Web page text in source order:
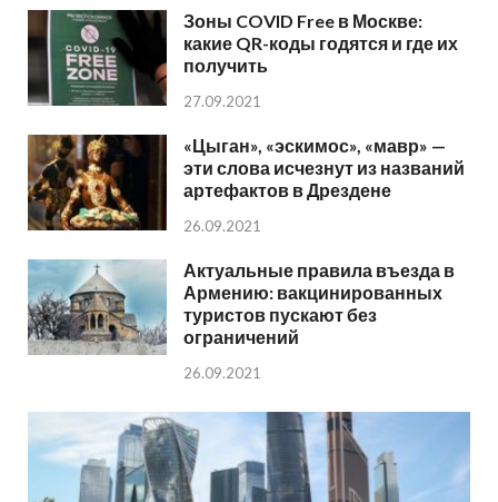
Зоны COVID Free в Москве:
какие QR-коды годятся и где их
получить
27.09.2021
«Цыган», «эскимос», «мавр» —
эти слова исчезнут из названий
артефактов в Дрездене
26.09.2021
Актуальные правила въезда в
Армению: вакцинированных
туристов пускают без
ограничений
26.09.2021